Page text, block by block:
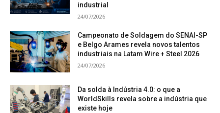
industrial
24/07/2026
Campeonato de Soldagem do SENAI-SP
e Belgo Arames revela novos talentos
industriais na Latam Wire + Steel 2026
24/07/2026
Da solda à Indústria 4.0: o que a
WorldSkills revela sobre a indústria que
existe hoje